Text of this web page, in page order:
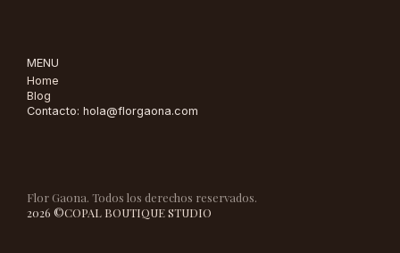
MENU
Home
Blog
Contacto: hola@florgaona.com
Flor Gaona. Todos los derechos reservados.
2026 ©COPAL BOUTIQUE STUDIO